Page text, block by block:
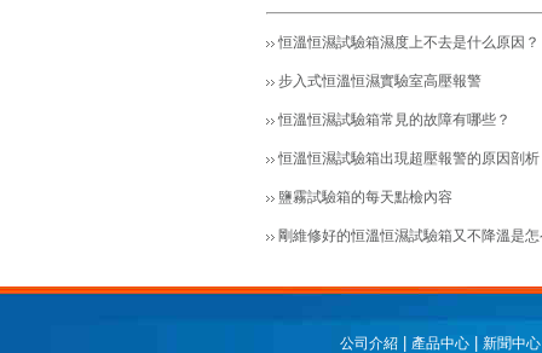
恒溫恒濕試驗箱濕度上不去是什么原因？
步入式恒溫恒濕實驗室高壓報警
恒溫恒濕試驗箱常見的故障有哪些？
恒溫恒濕試驗箱出現超壓報警的原因剖析
鹽霧試驗箱的每天點檢內容
剛維修好的恒溫恒濕試驗箱又不降溫是
公司介紹 | 產品中心 |新聞中心